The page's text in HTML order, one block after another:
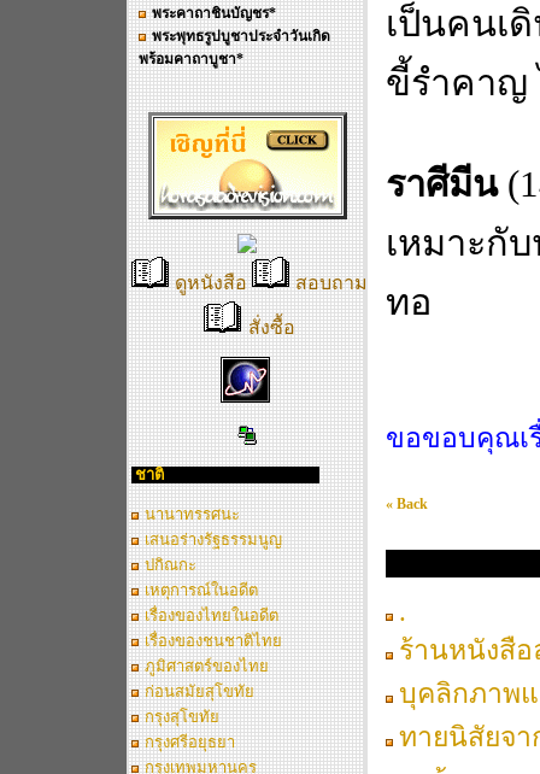
พระคาถาชินบัญชร*
พระพุทธรูปบูชาประจำวันเกิด
พร้อมคาถาบูชา*
ดูหนังสือ สอบถาม
สั่งซื้อ
ชาติ
นานาทรรศนะ
เสนอร่างรัฐธรรมนูญ
ปกิณกะ
เหตุการณ์ในอดีต
เรื่องของไทยในอดีต
เรื่องของชนชาติไทย
ภูมิศาสตร์ของไทย
ก่อนสมัยสุโขทัย
กรุงสุโขทัย
กรุงศรีอยุธยา
กรุงเทพมหานคร
เป็นคนเ
ขี้รำคาญ
ราศีมีน
เหมาะกั
ทอ
ขอขอบคุณเ
« Back
.
ร้านหนังสื
บุคลิกภาพ
ทายนิสัยจา